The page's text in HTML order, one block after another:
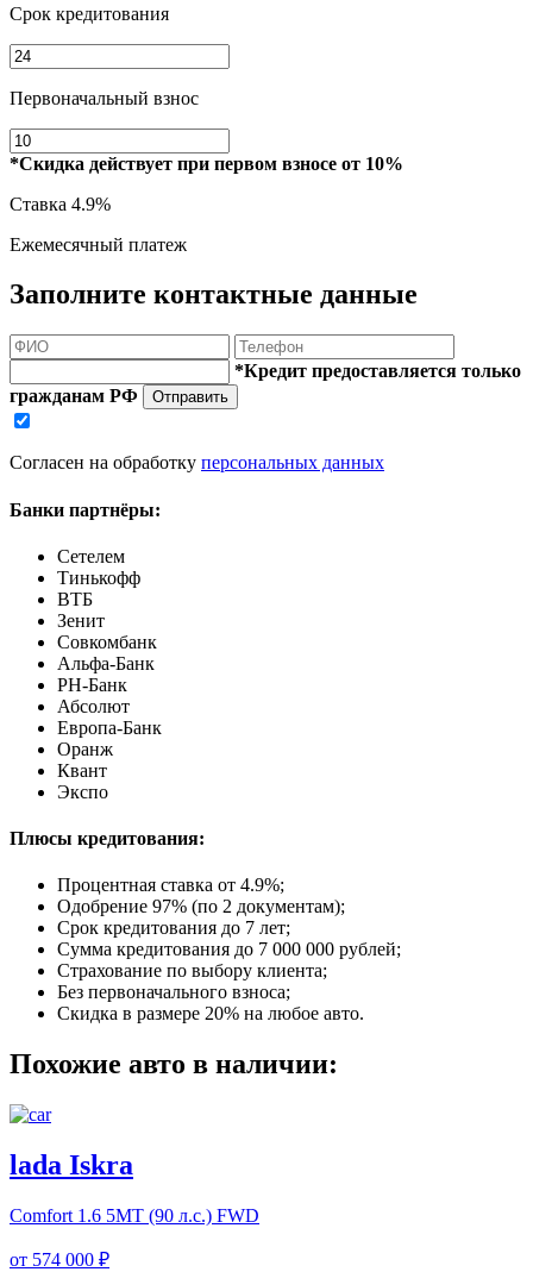
Срок кредитования
Первоначальный взнос
*Скидка действует при первом взносе от 10%
Ставка 4.9%
Ежемесячный платеж
Заполните контактные данные
*Кредит предоставляется только
гражданам РФ
Отправить
Согласен на обработку персональных данных
Банки партнёры:
Сетелем
Тинькофф
ВТБ
Зенит
Совкомбанк
Альфа-Банк
РН-Банк
Абсолют
Европа-Банк
Оранж
Квант
Экспо
Плюсы кредитования:
Процентная ставка от 4.9%;
Одобрение 97% (по 2 документам);
Срок кредитования до 7 лет;
Сумма кредитования до 7 000 000 рублей;
Страхование по выбору клиента;
Без первоначального взноса;
Скидка в размере 20% на любое авто.
Похожие авто в наличии:
lada Iskra
Comfort 1.6 5МТ (90 л.с.) FWD
от 574 000 ₽